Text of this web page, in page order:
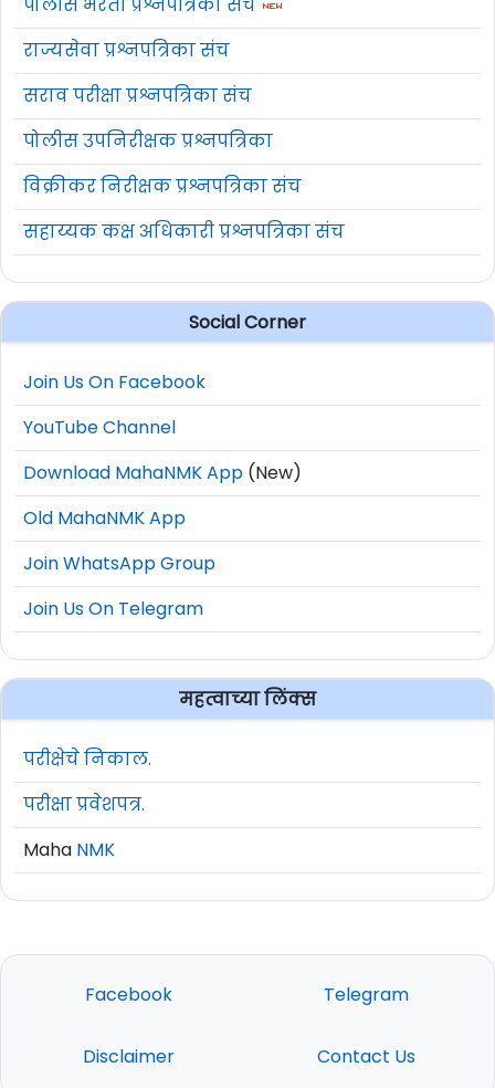
राज्यसेवा प्रश्नपत्रिका संच
सराव परीक्षा प्रश्नपत्रिका संच
पोलीस उपनिरीक्षक प्रश्नपत्रिका
विक्रीकर निरीक्षक प्रश्नपत्रिका संच
सहाय्यक कक्ष अधिकारी प्रश्नपत्रिका संच
Social Corner
Join Us On Facebook
YouTube Channel
Download MahaNMK App (New)
Old MahaNMK App
Join WhatsApp Group
Join Us On Telegram
महत्वाच्या लिंक्स
परीक्षेचे निकाल.
परीक्षा प्रवेशपत्र.
Maha NMK
Facebook Telegram
Disclaimer Contact Us